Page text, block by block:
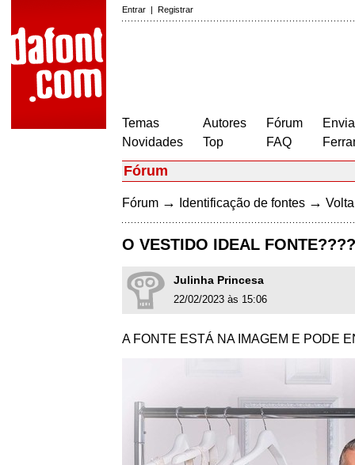
Entrar | Registrar
Temas
Novidades
Autores
Top
Fórum
FAQ
Fórum
Fórum → Identificação de fontes →
O VESTIDO IDEAL FONTE????
Julinha Princesa
22/02/2023 às 15:06
A FONTE ESTÁ NA IMAGEM E PODE